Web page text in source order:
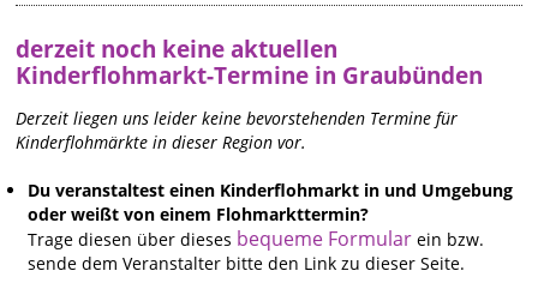
derzeit noch keine aktuellen
Kinderflohmarkt-Termine in Graubünden
Derzeit liegen uns leider keine bevorstehenden Termine für
Kinderflohmärkte in dieser Region vor.
Du veranstaltest einen Kinderflohmarkt in und Umgebung
oder weißt von einem Flohmarkttermin?
Trage diesen über dieses bequeme Formular ein bzw.
sende dem Veranstalter bitte den Link zu dieser Seite.